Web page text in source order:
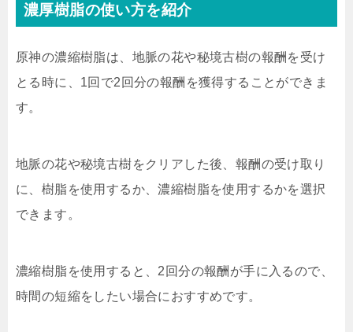
濃厚樹脂の使い方を紹介
原神の濃縮樹脂は、地脈の花や秘境古樹の報酬を受け
とる時に、1回で2回分の報酬を獲得することができま
す。
地脈の花や秘境古樹をクリアした後、報酬の受け取り
に、樹脂を使用するか、濃縮樹脂を使用するかを選択
できます。
濃縮樹脂を使用すると、2回分の報酬が手に入るので、
時間の短縮をしたい場合におすすめです。